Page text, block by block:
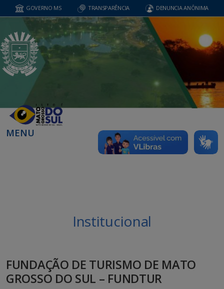
GOVERNO MS TRANSPARÊNCIA DENUNCIA ANÔNIMA
MENU
Institucional
FUNDAÇÃO DE TURISMO DE MATO
GROSSO DO SUL – FUNDTUR